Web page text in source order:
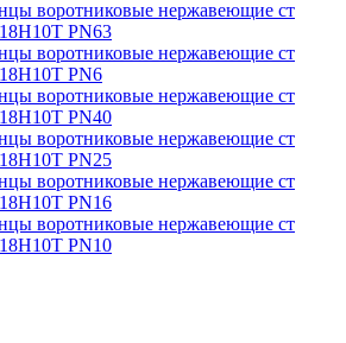
воротниковые нержавеющие ст
PN63
воротниковые нержавеющие ст
PN6
воротниковые нержавеющие ст
PN40
воротниковые нержавеющие ст
PN25
воротниковые нержавеющие ст
PN16
воротниковые нержавеющие ст
PN10